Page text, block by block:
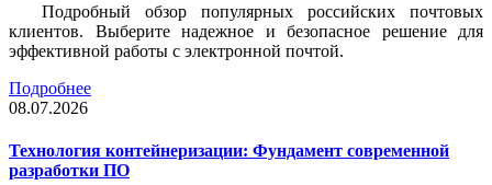
Подробный обзор популярных российских почтовых
клиентов. Выберите надежное и безопасное решение для
эффективной работы с электронной почтой.
Подробнее
08.07.2026
Технология контейнеризации: Фундамент современной
разработки ПО